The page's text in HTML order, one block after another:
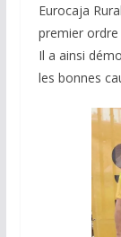
Eurocaja
premier ordre
Il a ainsi
les bonnes